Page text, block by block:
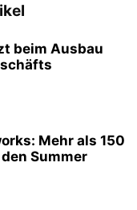
beim Ausbau
Mehr als 150
Summer